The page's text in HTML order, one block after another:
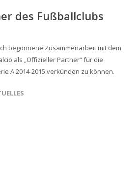
des Fußballclubs
begonnene Zusammenarbeit mit dem
als „Offizieller Partner“ für die
A 2014-2015 verkünden zu können.